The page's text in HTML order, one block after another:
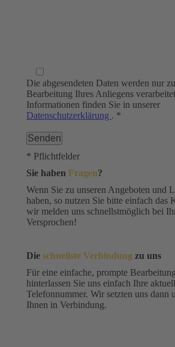
Die abgesendeten Daten werden nur
Bearbeitung Ihres Anliegens
Informationen finden Sie in unserer
Datenschutzerklärung . *
* Pflichtfelder
Sie haben Fragen?
Wenn Sie zu unseren Angeboten und
haben, so nutzen Sie bitte einfach das
wir melden uns schnellstmöglich bei
Versprochen!
Die schnellste Verbindung zu uns
Für eine einfache, prompte
hinterlassen Sie uns einfach Ihre
Telefonnummer. Wir setzten uns dann
Ihnen in Verbindung.